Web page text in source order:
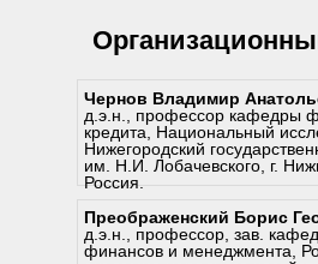
Чернов Владимир
д.э.н., профессор кафедры
кредита, Национальный
Нижегородский
им. Н.И. Лобачевского, г.
Россия.
Преображенский Борис
д.э.н., профессор, зав.
финансов и менеджмента,